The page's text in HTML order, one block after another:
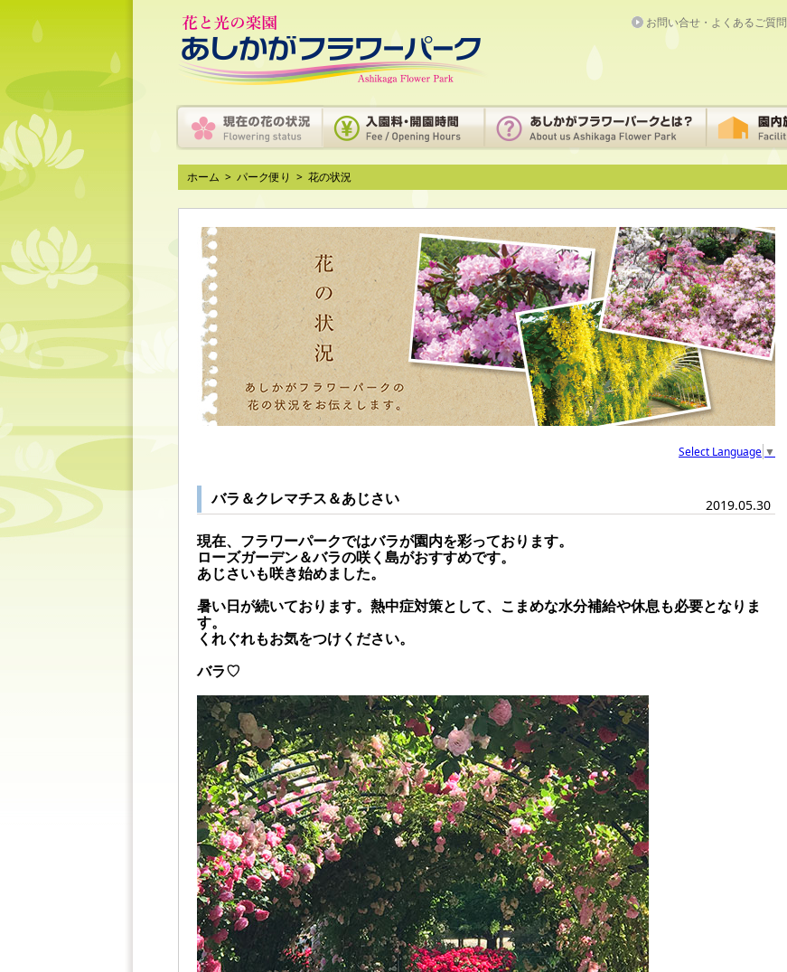
お問い合せ・よくあるご質問
ホーム > パーク便り > 花の状況
Select Language ▼
2019.05.30
バラ＆クレマチス＆あじさい
現在、フラワーパークではバラが園内を彩っております。
ローズガーデン＆バラの咲く島がおすすめです。
あじさいも咲き始めました。
暑い日が続いております。熱中症対策として、こまめな水分補給や休息も必要となりま
す。
くれぐれもお気をつけください。
バラ♡